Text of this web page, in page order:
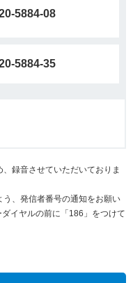
5884-08
5884-35
録音させていただいておりま
、発信者番号の通知をお願い
イヤルの前に「186」をつけて